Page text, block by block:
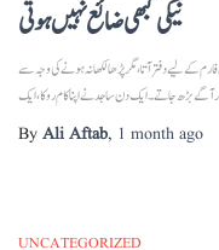
نیکی کبھی ضائع نہیں ہوتی
کے لیے دفتر آتا، مگر پڑھا لکھا نہ ہونے کی وجہ سے
آگے بڑھ جاتے۔ایک دن ساجد نے اپنا کام روکا، ایک
By Ali Aftab, 1 month ago
UNCATEGORIZED